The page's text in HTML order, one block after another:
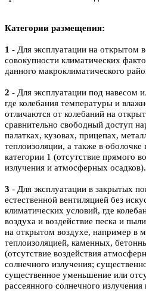
Категории размещения:
1 - Для эксплуатации на открытом
совокупности климатических
данного макроклиматического
2 - Для эксплуатации под навесом
где колебания температуры и
отличаются от колебаний на
сравнительно свободный доступ
палатках, кузовах, прицепах,
теплоизоляции, а также в оболочке
категории 1 (отсутствие прямого
излучения и атмосферных осадков).
3 - Для эксплуатации в закрытых
естественной вентиляцией без
климатических условий, где
воздуха и воздействие песка и
на открытом воздухе, например в
теплоизоляцией, каменных,
(отсутствие воздействия
солнечного излучения;
существенное уменьшение или
рассеянного солнечного излучения